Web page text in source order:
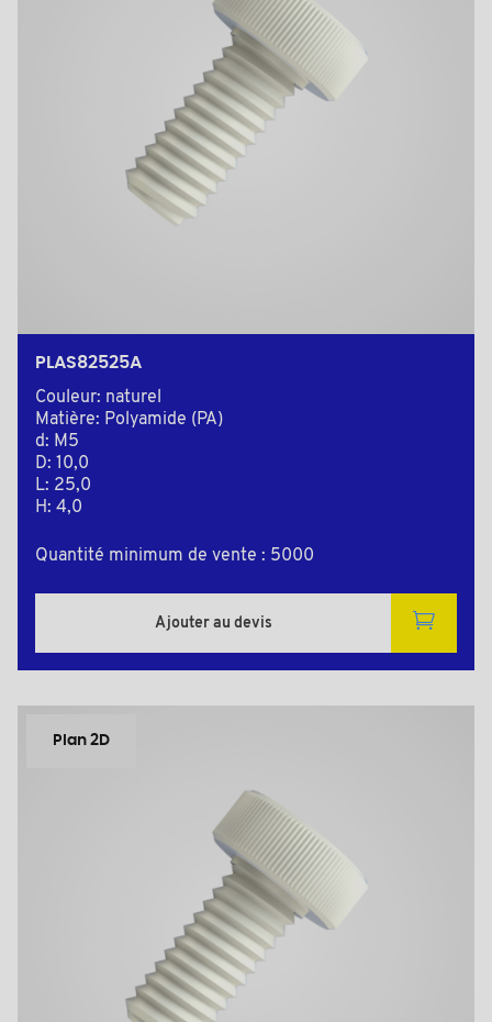
PLAS82525A
Couleur: naturel
Matière: Polyamide (PA)
d: M5
D: 10,0
L: 25,0
H: 4,0
Quantité minimum de vente : 5000
Ajouter au devis
Plan 2D